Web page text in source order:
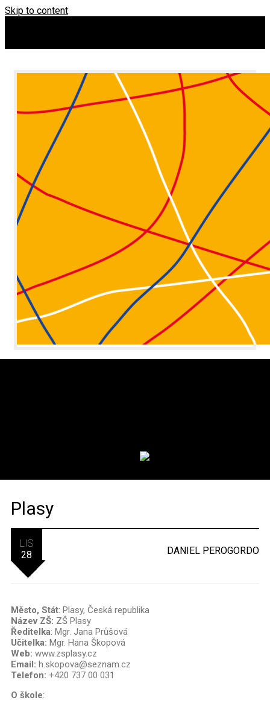
Skip to content
Plasy
LIS
28
DANIEL PEROGORDO
Město, Stát: Plasy, Česká republika
Název ZŠ: ZŠ Plasy
Ředitelka: Mgr. Jana Průšová
Učitelka: Mgr. Hana Škopová
Web: www.zsplasy.cz
Email: h.skopova@seznam.cz
Telefon: +420 737 00 031
O škole: